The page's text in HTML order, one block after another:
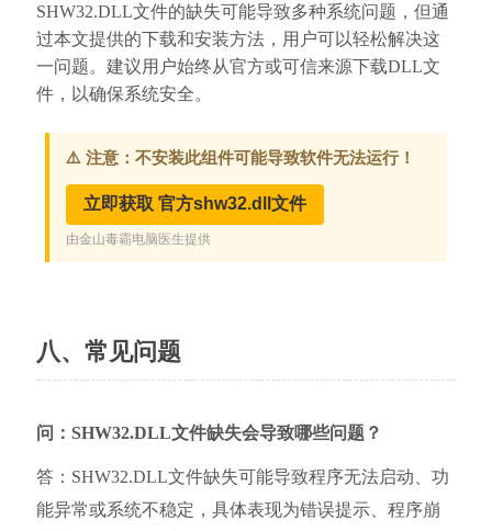
SHW32.DLL文件的缺失可能导致多种系统问题，但通
过本文提供的下载和安装方法，用户可以轻松解决这
一问题。建议用户始终从官方或可信来源下载DLL文
件，以确保系统安全。
八、常见问题
问：SHW32.DLL文件缺失会导致哪些问题？
答：SHW32.DLL文件缺失可能导致程序无法启动、功
能异常或系统不稳定，具体表现为错误提示、程序崩